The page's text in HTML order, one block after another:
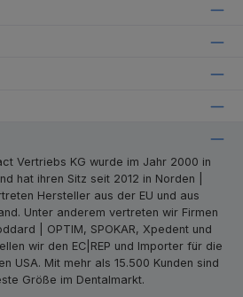
Vertriebs KG wurde im Jahr 2000 in
hat ihren Sitz seit 2012 in Norden |
Hersteller aus der EU und aus
Unter anderem vertreten wir Firmen
| OPTIM, SPOKAR, Xpedent und
wir den EC|REP und Importer für die
USA. Mit mehr als 15.500 Kunden sind
Größe im Dentalmarkt.